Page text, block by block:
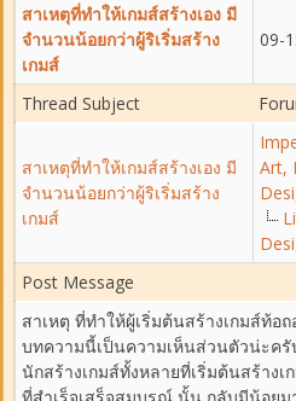
สาเหตุที่ทำให้เกมส์สร้างเอง มี
จำนวนน้อยกว่าผู้ริเริ่มสร้าง
เกมส์
09-
Thread Subject
สาเหตุที่ทำให้เกมส์สร้างเอง มี
จำนวนน้อยกว่าผู้ริเริ่มสร้าง
เกมส์
Art,
Post Message
สาเหตุ ที่ทำให้ผู้เริ่มต้นสร้างเกมส์ท้อ
บทความนี้เป็นความเห็นส่วนตัวน่ะครั
นักสร้างเกมส์ทั้งหลายที่เริ่มต้นสร้าง
ที่สำเร็จเสร็จสมบูรณ์ นั้น กลับมีน้อยม